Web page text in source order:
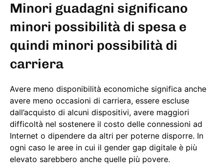
Minori guadagni significano
minori possibilità di spesa e
quindi minori possibilità di
carriera
Avere meno disponibilità economiche significa anche
avere meno occasioni di carriera, essere escluse
dall’acquisto di alcuni dispositivi, avere maggiori
difficoltà nel sostenere il costo delle connessioni ad
Internet o dipendere da altri per poterne disporre. In
ogni caso le aree in cui il gender gap digitale è più
elevato sarebbero anche quelle più povere.